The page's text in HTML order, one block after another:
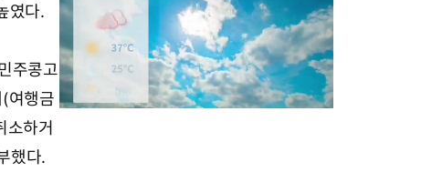
였다.
주콩고
여행금
소하거
했다.